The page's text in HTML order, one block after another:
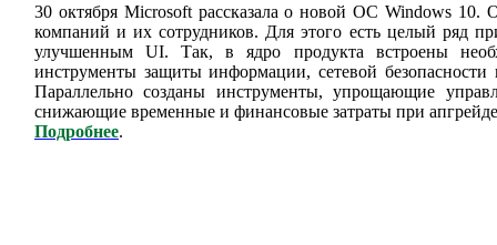
30 октября Microsoft рассказала о новой ОС Windows 10.
компаний и их сотрудников. Для этого есть целый ряд
улучшенным UI. Так, в ядро продукта встроены
инструменты защиты информации, сетевой безопасности
Параллельно созданы инструменты, упрощающие
снижающие временные и финансовые затраты при
Подробнее.